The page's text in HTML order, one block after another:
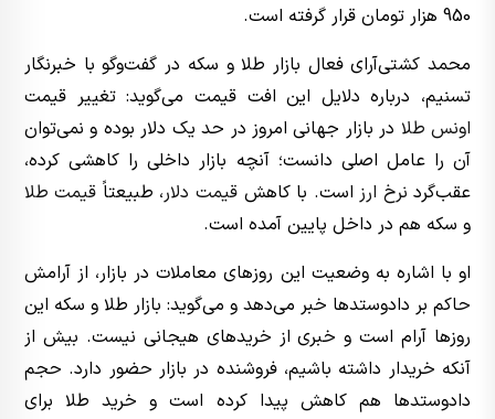
950 هزار تومان قرار گرفته است.
محمد کشتی‌آرای فعال بازار طلا و سکه در گفت‌وگو با خبرنگار
تسنیم، درباره دلایل این افت قیمت می‌گوید: تغییر قیمت
اونس طلا در بازار جهانی امروز در حد یک دلار بوده و نمی‌توان
آن را عامل اصلی دانست؛ آنچه بازار داخلی را کاهشی کرده،
عقب‌گرد نرخ ارز است. با کاهش قیمت دلار، طبیعتاً قیمت طلا
و سکه هم در داخل پایین آمده است.
او با اشاره به وضعیت این روزهای معاملات در بازار، از آرامش
حاکم بر دادوستدها خبر می‌دهد و می‌گوید: بازار طلا و سکه این
روزها آرام است و خبری از خریدهای هیجانی نیست. بیش از
آنکه خریدار داشته باشیم، فروشنده در بازار حضور دارد. حجم
دادوستدها هم کاهش پیدا کرده است و خرید طلا برای